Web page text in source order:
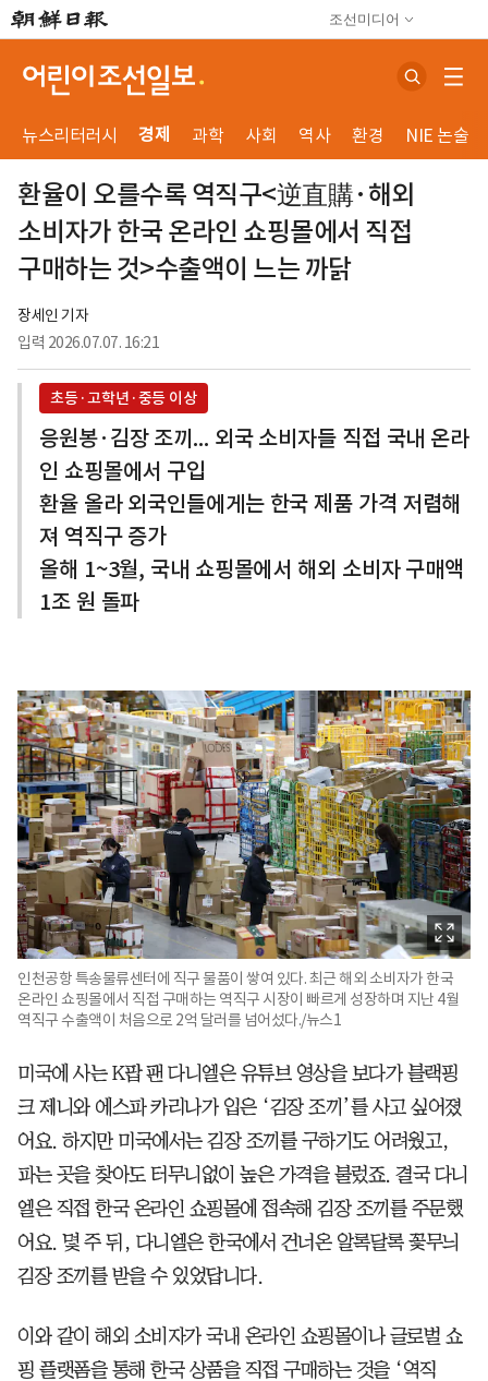
조선미디어
뉴스리터러시 경제 과학 사회 역사 환경 NIE 논술
환율이 오를수록 역직구<逆直購·해외
소비자가 한국 온라인 쇼핑몰에서 직접
구매하는 것>수출액이 느는 까닭
장세인 기자
입력 2026.07.07. 16:21
초등·고학년·중등 이상
응원봉·김장 조끼... 외국 소비자들 직접 국내 온라
인 쇼핑몰에서 구입
환율 올라 외국인들에게는 한국 제품 가격 저렴해
져 역직구 증가
올해 1~3월, 국내 쇼핑몰에서 해외 소비자 구매액
1조 원 돌파
인천공항 특송물류센터에 직구 물품이 쌓여 있다. 최근 해외 소비자가 한국
온라인 쇼핑몰에서 직접 구매하는 역직구 시장이 빠르게 성장하며 지난 4월
역직구 수출액이 처음으로 2억 달러를 넘어섰다./뉴스1
미국에 사는 K팝 팬 다니엘은 유튜브 영상을 보다가 블랙핑
크 제니와 에스파 카리나가 입은 ‘김장 조끼’를 사고 싶어졌
어요. 하지만 미국에서는 김장 조끼를 구하기도 어려웠고,
파는 곳을 찾아도 터무니없이 높은 가격을 불렀죠. 결국 다니
엘은 직접 한국 온라인 쇼핑몰에 접속해 김장 조끼를 주문했
어요. 몇 주 뒤, 다니엘은 한국에서 건너온 알록달록 꽃무늬
김장 조끼를 받을 수 있었답니다.
이와 같이 해외 소비자가 국내 온라인 쇼핑몰이나 글로벌 쇼
핑 플랫폼을 통해 한국 상품을 직접 구매하는 것을 ‘역직